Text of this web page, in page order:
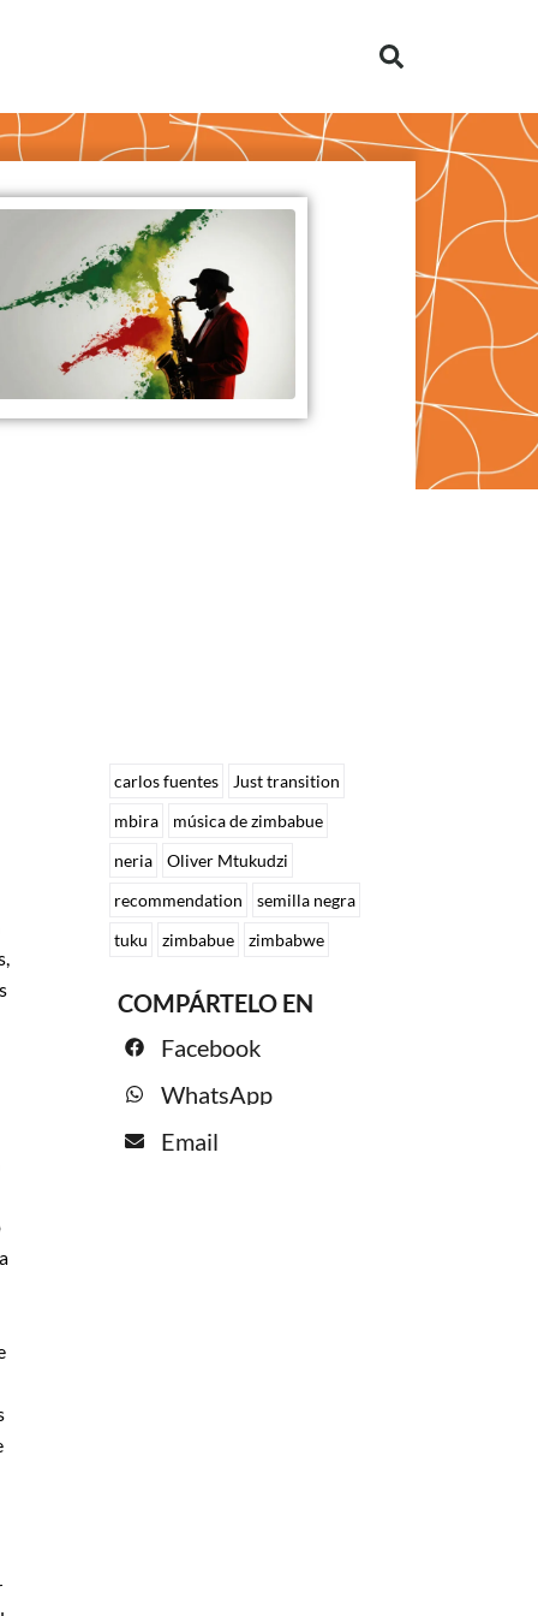
carlos fuentes
Just transition
mbira
música de zimbabue
neria
Oliver Mtukudzi
recommendation
semilla negra
tuku
zimbabue zimbabwe
COMPÁRTELO EN
Facebook
WhatsApp
Email